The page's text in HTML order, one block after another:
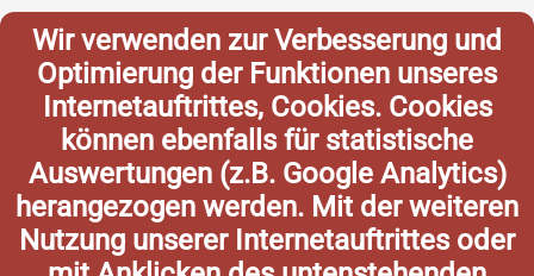
Wir verwenden zur Verbesserung und
Optimierung der Funktionen unseres
Internetauftrittes, Cookies. Cookies
können ebenfalls für statistische
Auswertungen (z.B. Google Analytics)
herangezogen werden. Mit der weiteren
Nutzung unserer Internetauftrittes oder